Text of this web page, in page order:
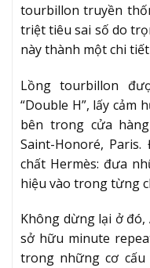
tourbillon truyền
triệt tiêu sai số do
này thành một chi
Lồng tourbillon
“Double H”, lấy cảm
bên trong cửa
Saint-Honoré,
chất Hermès: đưa
hiệu vào trong từng
Không dừng lại ở đó,
sở hữu minute
trong những cơ